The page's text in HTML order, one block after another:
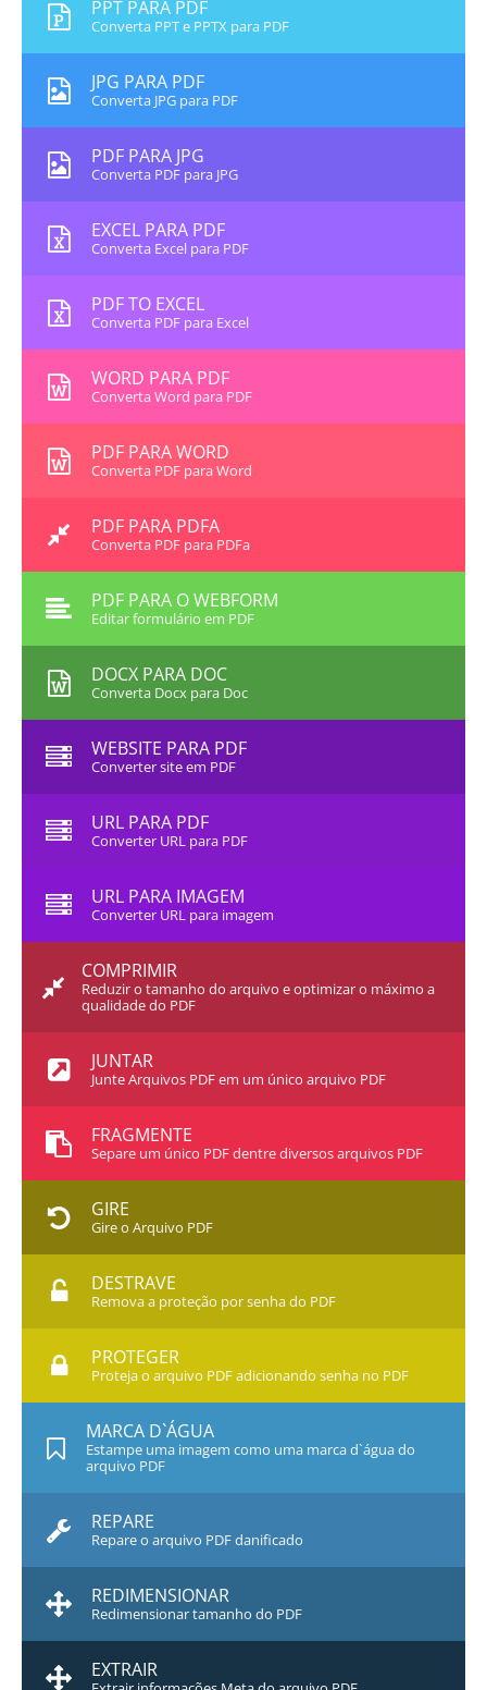
PPT PARA PDF
Converta PPT e PPTX para PDF
JPG PARA PDF
Converta JPG para PDF
PDF PARA JPG
Converta PDF para JPG
EXCEL PARA PDF
Converta Excel para PDF
PDF TO EXCEL
Converta PDF para Excel
WORD PARA PDF
Converta Word para PDF
PDF PARA WORD
Converta PDF para Word
PDF PARA PDFA
Converta PDF para PDFa
PDF PARA O WEBFORM
Editar formulário em PDF
DOCX PARA DOC
Converta Docx para Doc
WEBSITE PARA PDF
Converter site em PDF
URL PARA PDF
Converter URL para PDF
URL PARA IMAGEM
Converter URL para imagem
COMPRIMIR
Reduzir o tamanho do arquivo e optimizar o máximo a
qualidade do PDF
JUNTAR
Junte Arquivos PDF em um único arquivo PDF
FRAGMENTE
Separe um único PDF dentre diversos arquivos PDF
GIRE
Gire o Arquivo PDF
DESTRAVE
Remova a proteção por senha do PDF
PROTEGER
Proteja o arquivo PDF adicionando senha no PDF
MARCA D`ÁGUA
Estampe uma imagem como uma marca d`água do
arquivo PDF
REPARE
Repare o arquivo PDF danificado
REDIMENSIONAR
Redimensionar tamanho do PDF
EXTRAIR